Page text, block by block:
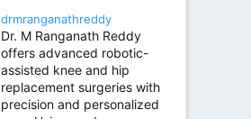
illnesses, nutrition guidance,
and preventive healthcare in
a child-friendly environment.
Children Hospital in Secunderabad | Best Pediatrician in Hyderabad | Neonatologist in Medchal
drmranganathreddy
Dr. M Ranganath Reddy
offers advanced robotic-
assisted knee and hip
replacement surgeries with
precision and personalized